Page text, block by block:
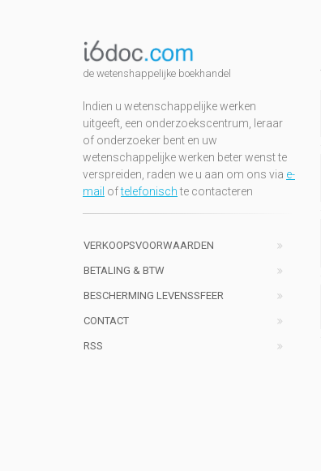
de wetenshappelijke boekhandel
Indien u wetenschappelijke werken
uitgeeft, een onderzoekscentrum, leraar
of onderzoeker bent en uw
wetenschappelijke werken beter wenst te
verspreiden, raden we u aan om ons via e-
mail oftelefonischte contacteren
VERKOOPSVOORWAARDEN
BETALING & BTW
BESCHERMING LEVENSSFEER
CONTACT
RSS